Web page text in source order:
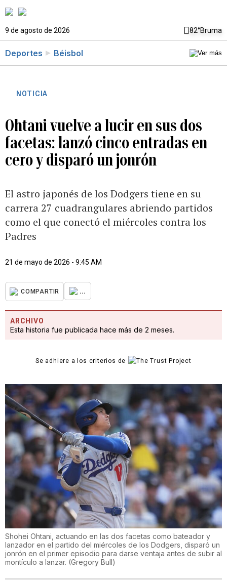
9 de agosto de 2026 82°Bruma
Deportes Béisbol
NOTICIA
Ohtani vuelve a lucir en sus dos
facetas: lanzó cinco entradas en
cero y disparó un jonrón
El astro japonés de los Dodgers tiene en su
carrera 27 cuadrangulares abriendo partidos
como el que conectó el miércoles contra los
Padres
21 de mayo de 2026 - 9:45 AM
COMPARTIR ...
ARCHIVO
Esta historia fue publicada hace más de 2 meses.
Se adhiere a los criterios de
Shohei Ohtani, actuando en las dos facetas como bateador y
lanzador en el partido del miércoles de los Dodgers, disparó un
jonrón en el primer episodio para darse ventaja antes de subir al
montículo a lanzar. (Gregory Bull)